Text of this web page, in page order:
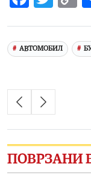
АВТОМОБИЛ
ПОВРЗАНИ